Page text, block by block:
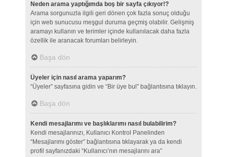
Neden arama yaptığımda boş bir sayfa çıkıyor!?
Arama sorgunuzla ilgili geri dönen çok fazla sonuç olduğu
için web sunucusu meşgul duruma geçmiş olabilir. Gelişmiş
aramayı kullanın ve terimler içinde kullanılacak daha fazla
özellik ile aranacak forumları belirleyin.
Başa dön
Üyeler için nasıl arama yaparım?
“Üyeler” sayfasına gidin ve “Bir üye bul” bağlantısına tıklayın.
Başa dön
Kendi mesajlarımı ve başlıklarımı nasıl bulabilirim?
Kendi mesajlarınızı, Kullanıcı Kontrol Panelinden
“Mesajlarımı göster” bağlantısına tıklayarak ya da kendi
profil sayfanızdaki “Kullanıcı’nın mesajlarını ara”